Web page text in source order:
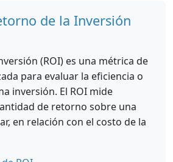
de la Inversión
(ROI) es una métrica de
para evaluar la eficiencia o
inversión. El ROI mide
de retorno sobre una
en relación con el costo de la